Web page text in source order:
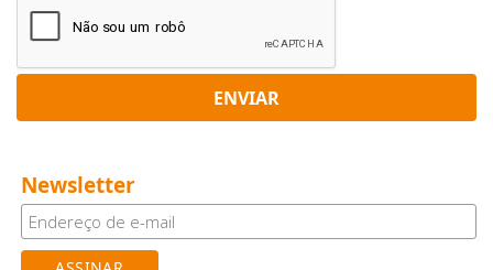
ENVIAR
Newsletter